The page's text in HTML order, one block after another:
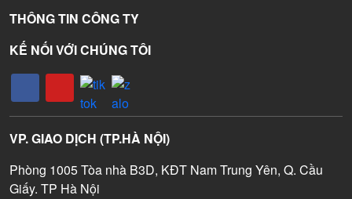
THÔNG TIN CÔNG TY
KẾ NỐI VỚI CHÚNG TÔI
VP. GIAO DỊCH (TP.HÀ NỘI)
Phòng 1005 Tòa nhà B3D, KĐT Nam Trung Yên, Q. Cầu
Giấy. TP Hà Nội